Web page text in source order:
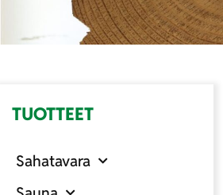
TUOTTEET
Sahatavara